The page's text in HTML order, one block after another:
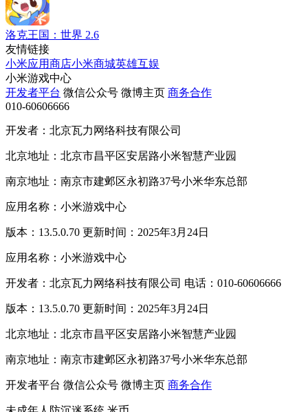
洛克王国：世界 2.6
友情链接
小米应用商店小米商城英雄互娱
小米游戏中心
开发者平台 微信公众号 微博主页 商务合作
010-60606666
开发者：北京瓦力网络科技有限公司
北京地址：北京市昌平区安居路小米智慧产业园
南京地址：南京市建邺区永初路37号小米华东总部
应用名称：小米游戏中心
版本：13.5.0.70 更新时间：2025年3月24日
应用名称：小米游戏中心
开发者：北京瓦力网络科技有限公司 电话：010-60606666
版本：13.5.0.70 更新时间：2025年3月24日
北京地址：北京市昌平区安居路小米智慧产业园
南京地址：南京市建邺区永初路37号小米华东总部
开发者平台 微信公众号 微博主页 商务合作